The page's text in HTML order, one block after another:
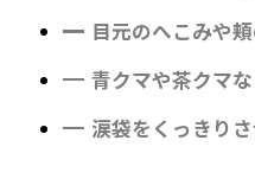
目元のへこみや
青クマや茶クマ
涙袋をくっきり